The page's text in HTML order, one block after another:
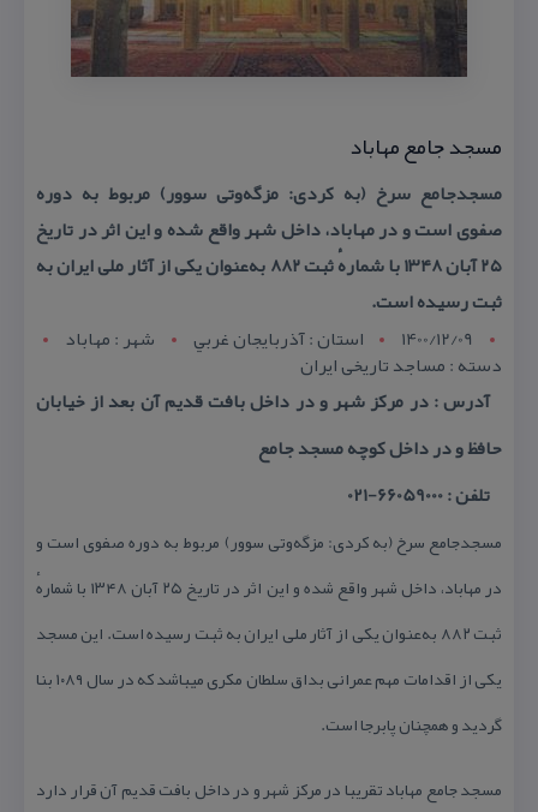
مسجد جامع مهاباد
مسجدجامع سرخ (به كردی: مزگه‌وتی سوور) مربوط به دوره
صفوی است و در مهاباد، داخل شهر واقع شده و این اثر در تاریخ
۲۵ آبان ۱۳۴۸ با شمارهٔ ثبت ۸۸۲ به‌عنوان یكی از آثار ملی ایران به
ثبت رسیده است.
1400/12/09
استان : آذربايجان غربي شهر : مهاباد
دسته : مساجد تاریخی ایران
آدرس : در مركز شهر و در داخل بافت قدیم آن بعد از خیابان
حافظ و در داخل كوچه مسجد جامع
تلفن : 66059000-021
مسجدجامع سرخ (به كردی: مزگه‌وتی سوور) مربوط به دوره صفوی است و
در مهاباد، داخل شهر واقع شده و این اثر در تاریخ ۲۵ آبان ۱۳۴۸ با شمارهٔ
ثبت ۸۸۲ به‌عنوان یكی از آثار ملی ایران به ثبت رسیده است. این مسجد
یكی از اقدامات مهم عمرانی بداق سلطان مكری میباشد كه در سال ۱۰۸۹ بنا
گردید و همچنان پابرجا است.
مسجد جامع مهاباد تقریبا در مركز شهر و در داخل بافت قدیم آن قرار دارد